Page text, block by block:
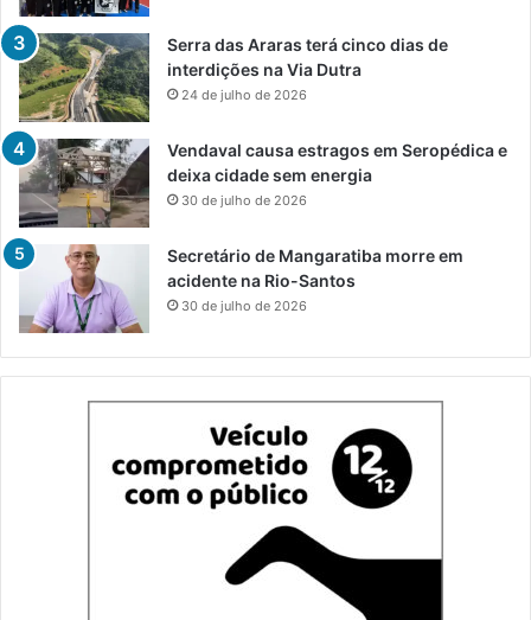
Serra das Araras terá cinco dias de
interdições na Via Dutra
24 de julho de 2026
Vendaval causa estragos em Seropédica e
deixa cidade sem energia
30 de julho de 2026
Secretário de Mangaratiba morre em
acidente na Rio-Santos
30 de julho de 2026